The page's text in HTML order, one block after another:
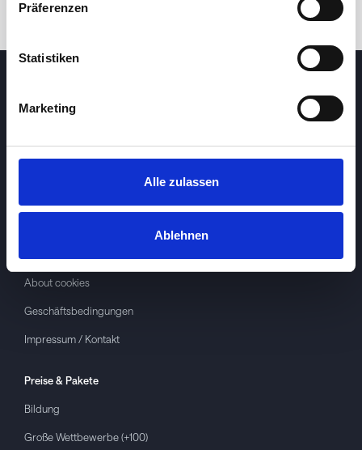
Präferenzen
Statistiken
Marketing
Alle zulassen
Ablehnen
About cookies
Geschäftsbedingungen
Impressum / Kontakt
Preise & Pakete
Bildung
Große Wettbewerbe (+100)